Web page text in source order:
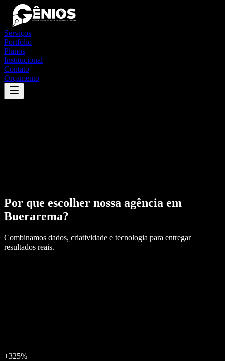
Serviços
Portfólio
Planos
Institucional
Contato
Orçamento
Por que escolher nossa agência em
Buerarema?
Combinamos dados, criatividade e tecnologia para entregar
resultados reais.
+325%